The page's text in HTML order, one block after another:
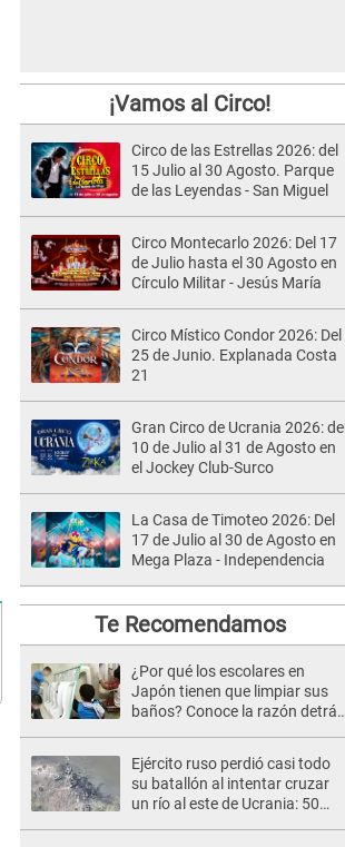
¡Vamos al Circo!
Circo de las Estrellas 2026: del
15 Julio al 30 Agosto. Parque
de las Leyendas - San Miguel
Circo Montecarlo 2026: Del 17
de Julio hasta el 30 Agosto en
Círculo Militar - Jesús María
Circo Místico Condor 2026: Del
25 de Junio. Explanada Costa
21
Gran Circo de Ucrania 2026: del
10 de Julio al 31 de Agosto en
el Jockey Club-Surco
La Casa de Timoteo 2026: Del
17 de Julio al 30 de Agosto en
Mega Plaza - Independencia
Te Recomendamos
¿Por qué los escolares en
Japón tienen que limpiar sus
baños? Conoce la razón detrás
Ejército ruso perdió casi todo
su batallón al intentar cruzar
un río al este de Ucrania: 50